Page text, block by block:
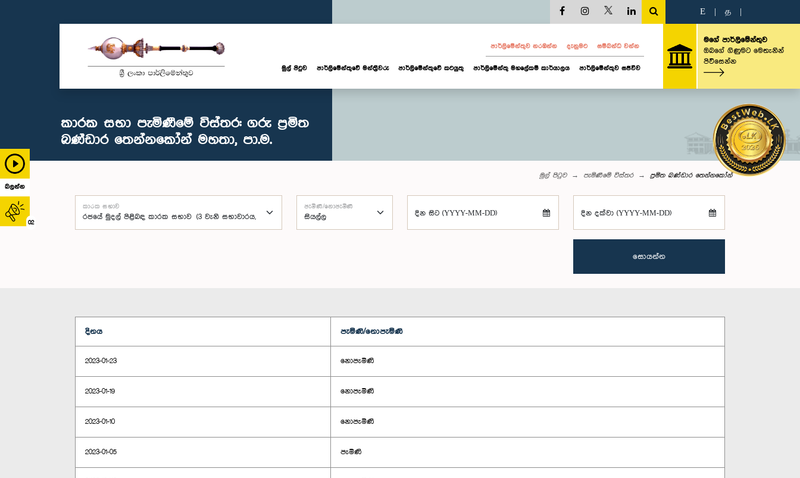
බලන්න
02
E த
පාර්ලි‌මේන්තුව නරඹන්න දැනුමට සම්බන්ධ වන්න
මුල් පිටුව පාර්ලි‌මේන්තුවේ මන්ත්‍රීවරු පාර්ලිමේන්තුවේ කටයුතු පාර්ලිමේන්තු මහලේකම් කාර්යාලය පාර්ලිමේන්තුව සජීවීව
මගේ පාර්ලිමේන්තුව
ඔබගේ ගිණුමට මෙතැනින්
පිවිසෙන්න
කාරක සභා පැමිණීමේ විස්තර: ගරු ප්‍රමිත
බණ්ඩාර තෙන්නකෝන් මහතා, පා.ම.
මුල් පිටුව පැමිණීමේ විස්තර ප්‍රමිත බණ්ඩාර තෙන්නකෝන්
කාරක සභාව පැමිණි/නොපැමිණි
දින සිට (YYYY-MM-DD) දින දක්වා (YYYY-MM-DD)
සොයන්න
දිනය පැමිණි/නොපැමිණි
2023-01-23 නොපැමිණි
2023-01-19 නොපැමිණි
2023-01-10 නොපැමිණි
2023-01-05 පැමිණි